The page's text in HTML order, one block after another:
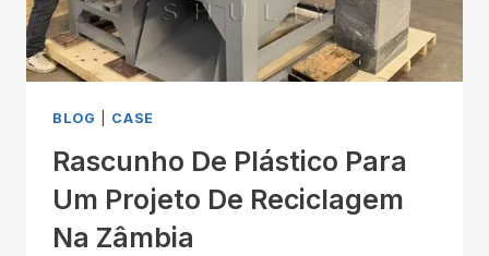
BLOG CASE
Rascunho De Plástico Para
Um Projeto De Reciclagem
Na Zâmbia